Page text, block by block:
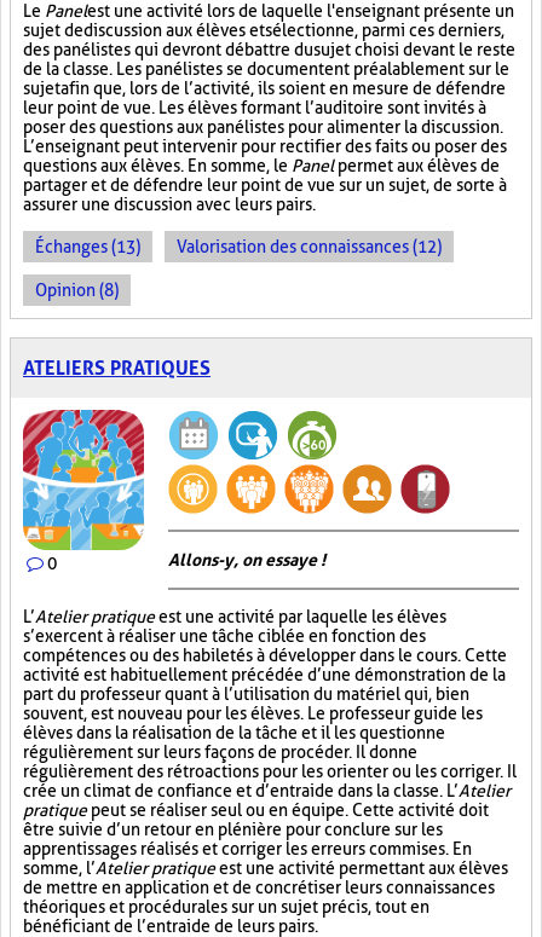
Le Panelest une activité lors de laquelle l'enseignant présente un
sujet de discussion aux élèves et sélectionne, parmi ces derniers,
des panélistes qui devront débattre du sujet choisi devant le reste
de la classe. Les panélistes se documentent préalablement sur le
sujet afin que, lors de l’activité, ils soient en mesure de défendre
leur point de vue. Les élèves formant l’auditoire sont invités à
poser des questions aux panélistes pour alimenter la discussion.
L’enseignant peut intervenir pour rectifier des faits ou poser des
questions aux élèves. En somme, le Panelpermet aux élèves de
partager et de défendre leur point de vue sur un sujet, de sorte à
assurer une discussion avec leurs pairs.
Échanges (13) Valorisation des connaissances (12)
Opinion (8)
ATELIERS PRATIQUES
0 Allons-y, on essaye !
L’Atelier pratiqueest une activité par laquelle les élèves
s’exercent à réaliser une tâche ciblée en fonction des
compétences ou des habiletés à développer dans le cours. Cette
activité est habituellement précédée d’une démonstration de la
part du professeur quant à l’utilisation du matériel qui, bien
souvent, est nouveau pour les élèves. Le professeur guide les
élèves dans la réalisation de la tâche et il les questionne
régulièrement sur leurs façons de procéder. Il donne
régulièrement des rétroactions pour les orienter ou les corriger. Il
crée un climat de confiance et d’entraide dans la classe. L’Atelier
pratiquepeut se réaliser seul ou en équipe. Cette activité doit
être suivie d’un retour en plénière pour conclure sur les
apprentissages réalisés et corriger les erreurs commises. En
somme, l’Atelier pratiqueest une activité permettant aux élèves
de mettre en application et de concrétiser leurs connaissances
théoriques et procédurales sur un sujet précis, tout en
bénéficiant de l’entraide de leurs pairs.